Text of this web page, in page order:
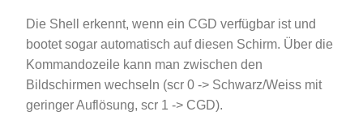
Die Shell erkennt, wenn ein CGD verfügbar ist und
bootet sogar automatisch auf diesen Schirm. Über die
Kommandozeile kann man zwischen den
Bildschirmen wechseln (scr 0 -> Schwarz/Weiss mit
geringer Auflösung, scr 1 -> CGD).